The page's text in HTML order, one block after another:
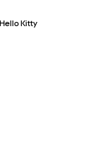
Kitty